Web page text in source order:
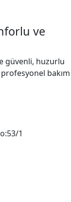
ve
güvenli, huzurlu
bakım
1